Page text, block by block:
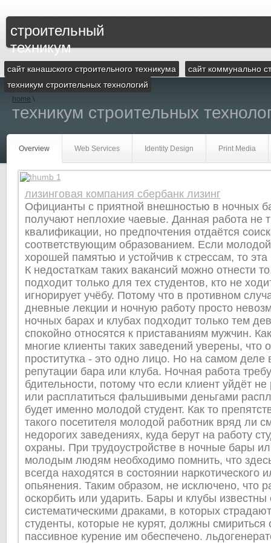
строительный
техникум
сайт канашского строительного техникума
сайт коммунально
техникум строительных технологий
home \
техникум строительных
Overview Web Services Identity Design Print Media
лизинговая компания сбербанк лизинг
Официанты с приятной внешностью в ночных
получают неплохие чаевые. Данная работа не
квалификации, но предпочтения отдаётся
соответствующим образованием. Если
хорошей памятью и устойчив к стрессам, то
К недостаткам таких вакансий можно отнести
подходит только для тех студентов, кто не
игнорирует учёбу. Потому что в противном
дневные лекции и ночную работу просто
ночных барах и клубах подходит только тем
спокойно относятся к приставаниям мужчин.
многие клиенты таких заведений уверены, что
проститутка - это одно лицо. Но на самом деле
репутации бара или клуба. Ночная работа
бдительности, потому что если клиент уйдёт
или расплатиться фальшивыми деньгами
будет именно молодой студент. Как то
такого посетителя молодой работник вряд ли
недорогих заведениях, куда берут на работу
охраны. При трудоустройстве в ночные бары
молодым людям необходимо помнить, что
всегда находятся в состоянии наркотического
опьянения. Таким образом, не исключено, что
оскорбить или ударить. Бары и клубы известны
систематическими драками, в которых
студенты, которые не курят, должны смириться
пассивное курение им обеспечено.